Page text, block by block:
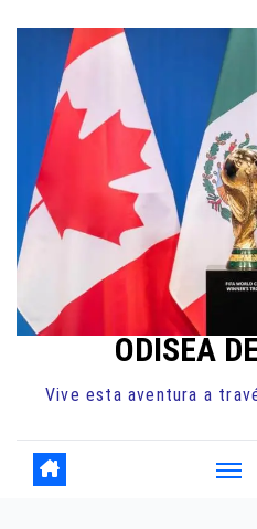
contenido
ODISEA
Vive esta aventura a